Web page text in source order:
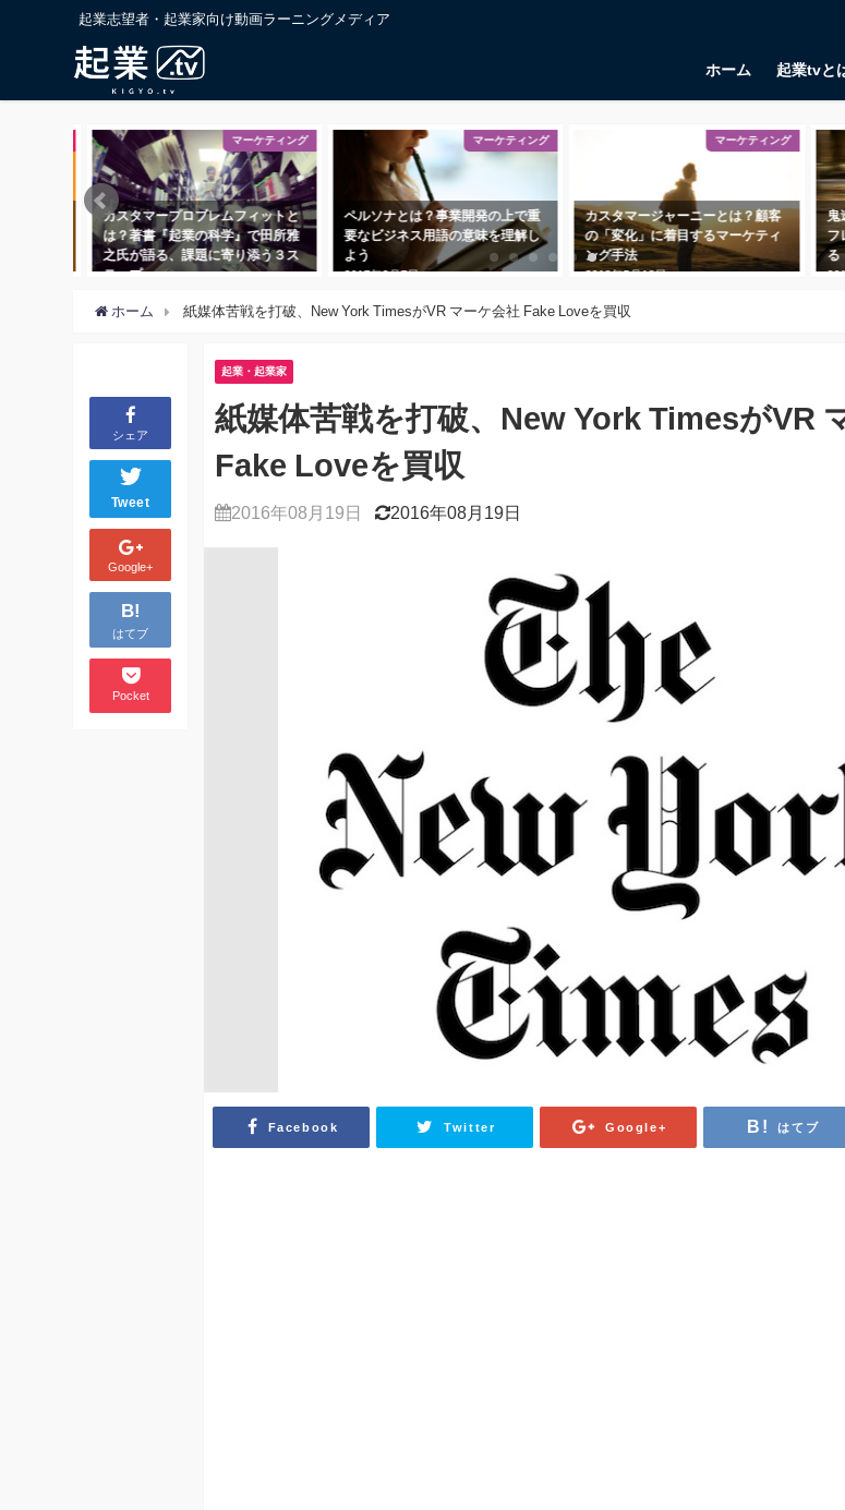
起業志望者・起業家向け動画ラーニングメディア
ホーム 起業tvと
マーケティング
マープロブレムフィットと
書『起業の科学』で田所雅
語る、課題に寄り添う３ス
マーケティング
ペルソナとは？事業開発の上で重
要なビジネス用語の意味を理解し
よう
2017年3月7日
カスタマージャーニーとは？顧客
の「変化」に着目するマーケティ
ング手法
2018年5月18日
鬼速PDCAとは？ 爆速で
フレームワークの＜仕組
る
2018年8月11日
ホーム 紙媒体苦戦を打破、New York TimesがVR マーケ会社 Fake Loveを買収
シェア
Tweet
Google+
B!
はてブ
Pocket
起業・起業家
紙媒体苦戦を打破、New York TimesがVR
Fake Loveを買収
2016年08月19日 2016年08月19日
Facebook Twitter Google+ はてブ